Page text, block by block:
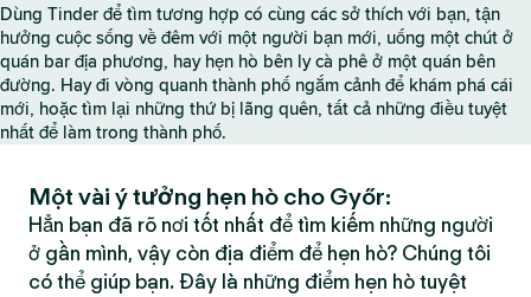
Dùng Tinder để tìm tương hợp có cùng các sở thích với bạn, tận
hưởng cuộc sống về đêm với một người bạn mới, uống một chút ở
quán bar địa phương, hay hẹn hò bên ly cà phê ở một quán bên
đường. Hay đi vòng quanh thành phố ngắm cảnh để khám phá cái
mới, hoặc tìm lại những thứ bị lãng quên, tất cả những điều tuyệt
nhất để làm trong thành phố.
Một vài ý tưởng hẹn hò cho Győr:
Hẳn bạn đã rõ nơi tốt nhất để tìm kiếm những người
ở gần mình, vậy còn địa điểm để hẹn hò? Chúng tôi
có thể giúp bạn. Đây là những điểm hẹn hò tuyệt